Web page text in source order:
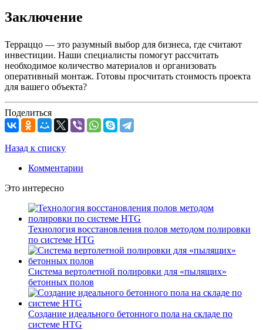
Заключение
Терраццо — это разумный выбор для бизнеса, где считают
инвестиции. Наши специалисты помогут рассчитать
необходимое количество материалов и организовать
оперативный монтаж. Готовы просчитать стоимость проекта
для вашего объекта?
Поделиться
Назад к списку
Комментарии
Это интересно
Технология восстановления полов методом полировки
по системе HTG
Система вертолетной полировки для «пылящих»
бетонных полов
Создание идеального бетонного пола на складе по
системе HTG